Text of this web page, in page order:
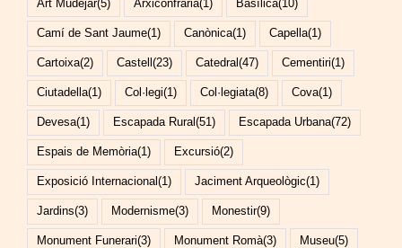
Art Mudèjar(5) Arxiconfraria(1) Basílica(10)
Camí de Sant Jaume(1) Canònica(1) Capella(1)
Cartoixa(2) Castell (23) Catedral (47) Cementiri(1)
Ciutadella(1) Col·legi(1) Col·legiata(8) Cova(1)
Devesa(1) Escapada Rural (51) Escapada Urbana(72)
Espais de Memòria(1) Excursió(2)
Exposició Internacional (1) Jaciment Arqueològic(1)
Jardins(3) Modernisme(3) Monestir(9)
Monument Funerari(3) Monument Romà(3) Museu(5)